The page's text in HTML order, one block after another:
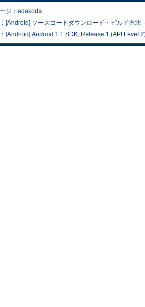
ジ：adakoda
[Android] ソースコードダウンロード・ビルド方法
[Android] Android 1.1 SDK, Release 1 (API Level